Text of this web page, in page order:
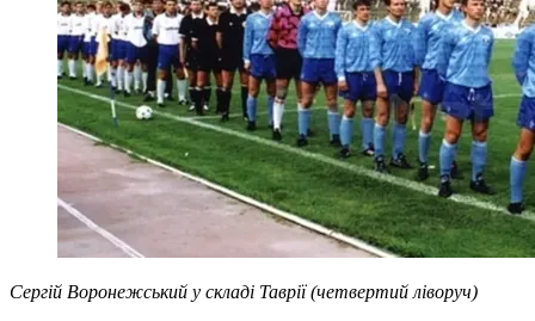
Сергій Воронежський у складі Таврії (четвертий ліворуч)